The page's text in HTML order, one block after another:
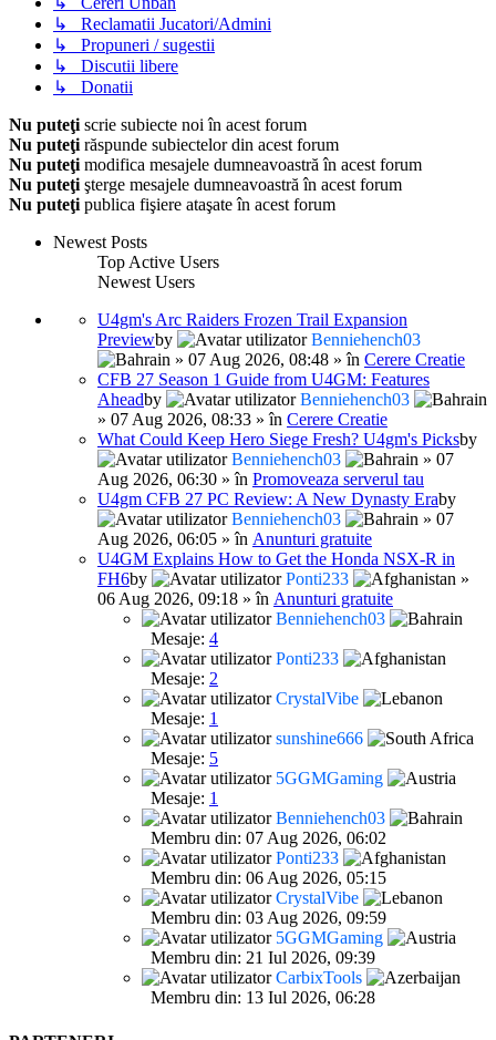
↳ Reclamatii Jucatori/Admini
↳ Propuneri / sugestii
↳ Discutii libere
↳ Donatii
Nu puteţiscrie subiecte noi în acest forum
Nu puteţirăspunde subiectelor din acest forum
Nu puteţimodifica mesajele dumneavoastră în acest forum
Nu puteţişterge mesajele dumneavoastră în acest forum
Nu puteţipublica fişiere ataşate în acest forum
Newest Posts
Top Active Users
Newest Users
U4gm's Arc Raiders Frozen Trail Expansion
Previewby
Benniehench03
» 07 Aug 2026, 08:48 » în Cerere Creatie
CFB 27 Season 1 Guide from U4GM: Features
Aheadby
Benniehench03
» 07 Aug 2026, 08:33 » în Cerere Creatie
What Could Keep Hero Siege Fresh? U4gm's Picksby
Benniehench03
» 07
Aug 2026, 06:30 » în Promoveaza serverul tau
U4gm CFB 27 PC Review: A New Dynasty Eraby
Benniehench03
» 07
Aug 2026, 06:05 » în Anunturi gratuite
U4GM Explains How to Get the Honda NSX-R in
FH6by Ponti233
»
06 Aug 2026, 09:18 » în Anunturi gratuite
Benniehench03
Mesaje: 4
Ponti233
Mesaje: 2
CrystalVibe
Mesaje: 1
sunshine666
Mesaje: 5
5GGMGaming
Mesaje: 1
Benniehench03
Membru din: 07 Aug 2026, 06:02
Ponti233
Membru din: 06 Aug 2026, 05:15
CrystalVibe
Membru din: 03 Aug 2026, 09:59
5GGMGaming
Membru din: 21 Iul 2026, 09:39
CarbixTools
Membru din: 13 Iul 2026, 06:28